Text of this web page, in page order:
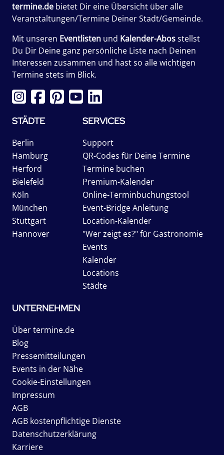
termine.de bietet Dir eine Übersicht über alle
Veranstaltungen/Termine Deiner Stadt/Gemeinde.
Mit unseren Eventlisten und Kalender-Abosstellst
Du Dir Deine ganz persönliche Liste nach Deinen
Interessen zusammen und hast so alle wichtigen
Termine stets im Blick.
STÄDTE
Berlin
Hamburg
Herford
Bielefeld
Köln
München
Stuttgart
Hannover
SERVICES
Support
QR-Codes für Deine Termine
Termine buchen
Premium-Kalender
Online-Terminbuchungstool
Event-Bridge Anleitung
Location-Kalender
"Wer zeigt es?" für Gastronomie
Events
Kalender
Locations
Städte
UNTERNEHMEN
Über termine.de
Blog
Pressemitteilungen
Events in der Nähe
Cookie-Einstellungen
Impressum
AGB
AGB kostenpflichtige Dienste
Datenschutzerklärung
Karriere